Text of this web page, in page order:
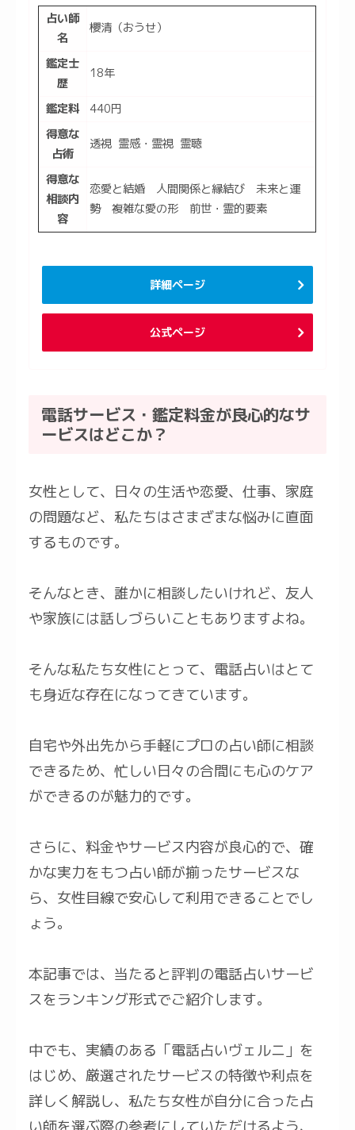
占い師
名
櫻清（おうせ）
鑑定士
歴
18年
鑑定料
440円
得意な
占術
透視 霊感・霊視 霊聴
得意な
相談内
容
恋愛と結婚 人間関係と縁結び 未来と運
勢 複雑な愛の形 前世・霊的要素
詳細ページ
公式ページ
電話サービス・鑑定料金が良心的なサ
ービスはどこか？
女性として、日々の生活や恋愛、仕事、家庭
の問題など、私たちはさまざまな悩みに直面
するものです。
そんなとき、誰かに相談したいけれど、友人
や家族には話しづらいこともありますよね。
そんな私たち女性にとって、電話占いはとて
も身近な存在になってきています。
自宅や外出先から手軽にプロの占い師に相談
できるため、忙しい日々の合間にも心のケア
ができるのが魅力的です。
さらに、料金やサービス内容が良心的で、確
かな実力をもつ占い師が揃ったサービスな
ら、女性目線で安心して利用できることでし
ょう。
本記事では、当たると評判の電話占いサービ
スをランキング形式でご紹介します。
中でも、実績のある「電話占いヴェルニ」を
はじめ、厳選されたサービスの特徴や利点を
詳しく解説し、私たち女性が自分に合った占